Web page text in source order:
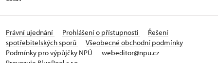
Právní ujednání Prohlášení o přístupnosti
Řešení
spotřebitelských sporů
Všeobecné obchodní podmínky
Podmínky pro výpůjčky NPÚ
webeditor@npu.cz